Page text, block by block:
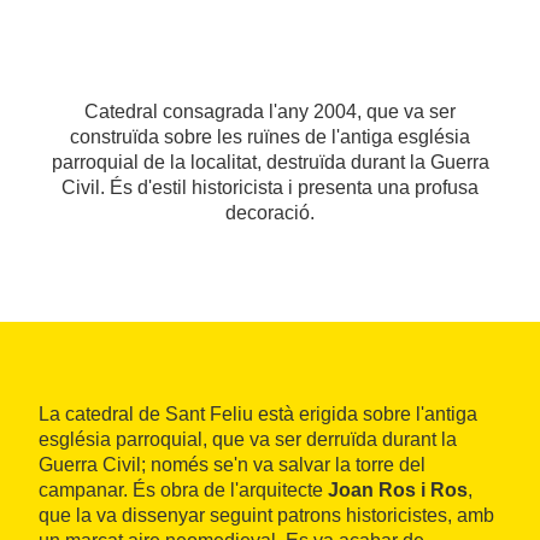
Catedral consagrada l'any 2004, que va ser
construïda sobre les ruïnes de l'antiga església
parroquial de la localitat, destruïda durant la Guerra
Civil. És d'estil historicista i presenta una profusa
decoració.
La catedral de Sant Feliu està erigida sobre l'antiga
església parroquial, que va ser derruïda durant la
Guerra Civil; només se'n va salvar la torre del
campanar. És obra de l'arquitecte Joan Ros i Ros,
que la va dissenyar seguint patrons historicistes, amb